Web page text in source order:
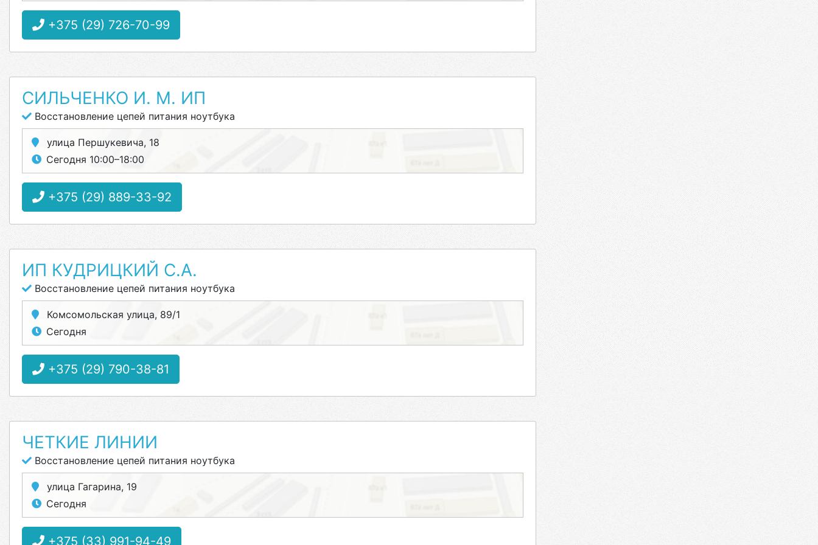
+375 (29) 726-70-99
СИЛЬЧЕНКО И. М. ИП
Восстановление цепей питания ноутбука
улица Першукевича, 18
Сегодня 10:00–18:00
+375 (29) 889-33-92
ИП КУДРИЦКИЙ С.А.
Восстановление цепей питания ноутбука
Комсомольская улица, 89/1
Сегодня
+375 (29) 790-38-81
ЧЕТКИЕ ЛИНИИ
Восстановление цепей питания ноутбука
улица Гагарина, 19
Сегодня
+375 (33) 991-94-49